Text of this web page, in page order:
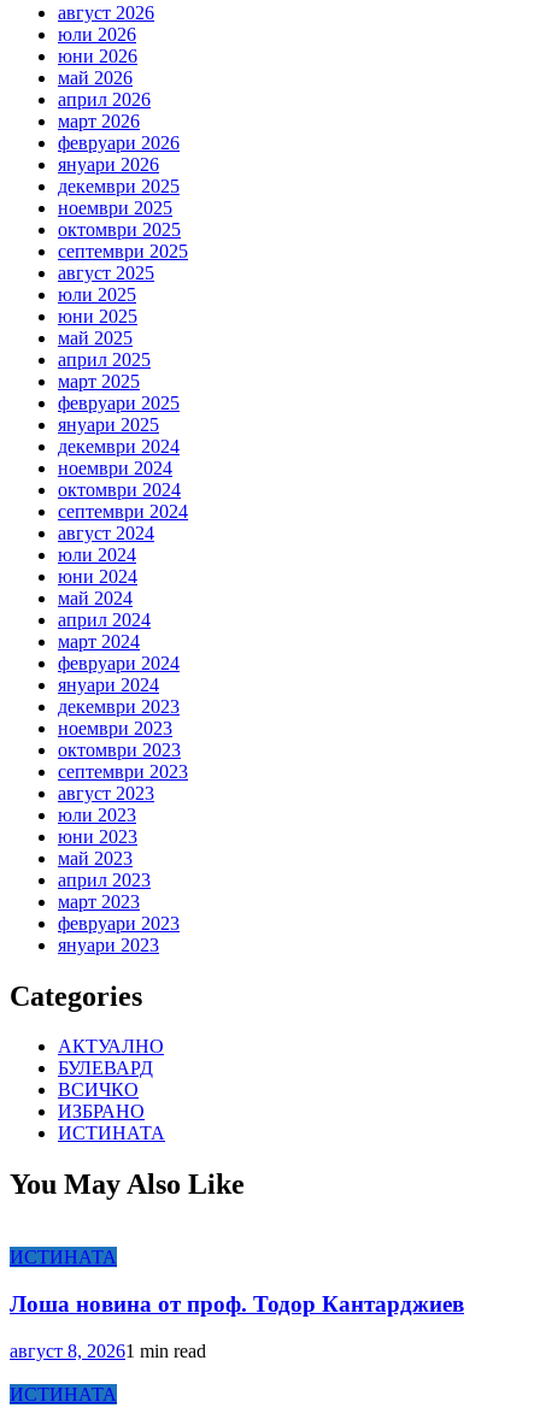
август 2026
юли 2026
юни 2026
май 2026
април 2026
март 2026
февруари 2026
януари 2026
декември 2025
ноември 2025
октомври 2025
септември 2025
август 2025
юли 2025
юни 2025
май 2025
април 2025
март 2025
февруари 2025
януари 2025
декември 2024
ноември 2024
октомври 2024
септември 2024
август 2024
юли 2024
юни 2024
май 2024
април 2024
март 2024
февруари 2024
януари 2024
декември 2023
ноември 2023
октомври 2023
септември 2023
август 2023
юли 2023
юни 2023
май 2023
април 2023
март 2023
февруари 2023
януари 2023
Categories
АКТУАЛНО
БУЛЕВАРД
ВСИЧКО
ИЗБРАНО
ИСТИНАТА
You May Also Like
ИСТИНАТА
Лоша новина от проф. Тодор Кантарджиев
август 8, 20261 min read
ИСТИНАТА